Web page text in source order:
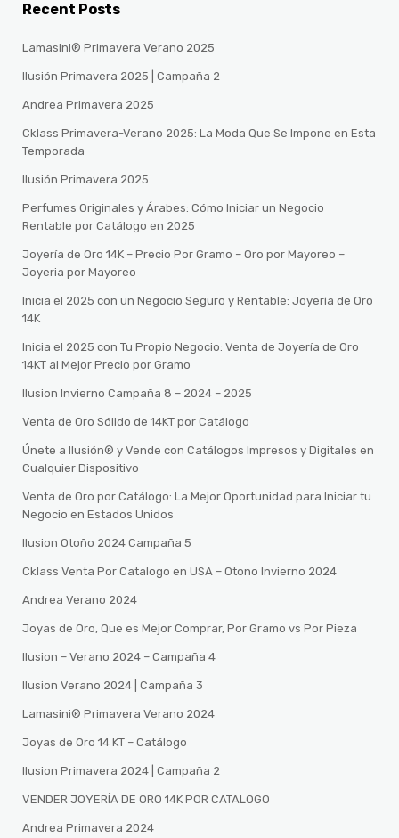
Recent Posts
Lamasini® Primavera Verano 2025
Ilusión Primavera 2025 | Campaña 2
Andrea Primavera 2025
Cklass Primavera-Verano 2025: La Moda Que Se Impone en Esta
Temporada
Ilusión Primavera 2025
Perfumes Originales y Árabes: Cómo Iniciar un Negocio
Rentable por Catálogo en 2025
Joyería de Oro 14K – Precio Por Gramo – Oro por Mayoreo –
Joyeria por Mayoreo
Inicia el 2025 con un Negocio Seguro y Rentable: Joyería de Oro
14K
Inicia el 2025 con Tu Propio Negocio: Venta de Joyería de Oro
14KT al Mejor Precio por Gramo
Ilusion Invierno Campaña 8 – 2024 – 2025
Venta de Oro Sólido de 14KT por Catálogo
Únete a Ilusión® y Vende con Catálogos Impresos y Digitales en
Cualquier Dispositivo
Venta de Oro por Catálogo: La Mejor Oportunidad para Iniciar tu
Negocio en Estados Unidos
Ilusion Otoño 2024 Campaña 5
Cklass Venta Por Catalogo en USA – Otono Invierno 2024
Andrea Verano 2024
Joyas de Oro, Que es Mejor Comprar, Por Gramo vs Por Pieza
Ilusion – Verano 2024 – Campaña 4
Ilusion Verano 2024 | Campaña 3
Lamasini®️ Primavera Verano 2024
Joyas de Oro 14 KT – Catálogo
Ilusion Primavera 2024 | Campaña 2
VENDER JOYERÍA DE ORO 14K POR CATALOGO
Andrea Primavera 2024